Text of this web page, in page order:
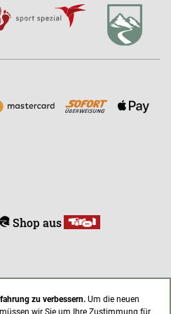
zu verbessern. Um die neuen
wir Sie um Ihre Zustimmung für
Shop aus